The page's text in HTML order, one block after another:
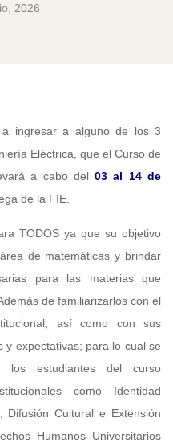
2026
ingresar a alguno de los 3
Eléctrica, que el Curso de
a cabo del03 al 14 de
de la FIE.
TODOS ya que su objetivo
de matemáticas y brindar
para las materias que
de familiarizarlos con el
así como con sus
y expectativas; para lo cual se
estudiantes del curso
como Identidad
Difusión Cultural e Extensión
Humanos Universitarios